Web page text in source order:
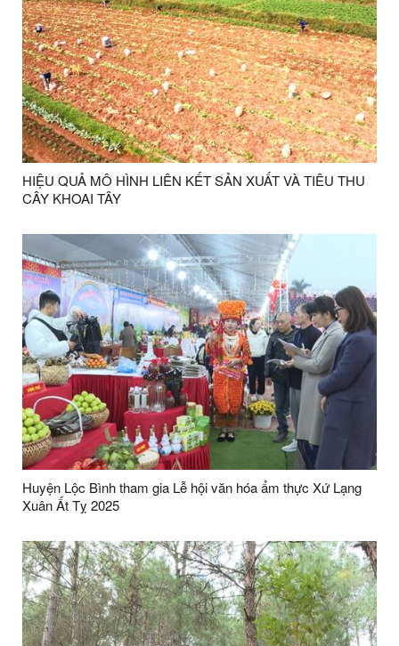
HIỆU QUẢ MÔ HÌNH LIÊN KẾT SẢN XUẤT VÀ TIÊU THU
CÂY KHOAI TÂY
Huyện Lộc Bình tham gia Lễ hội văn hóa ẩm thực Xứ Lạng
Xuân Ất Tỵ 2025